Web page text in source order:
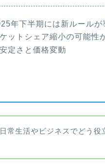
年下半期には新ルールが
ットシェア縮小の可能性
定さと価格変動
常生活やビジネスでどう役